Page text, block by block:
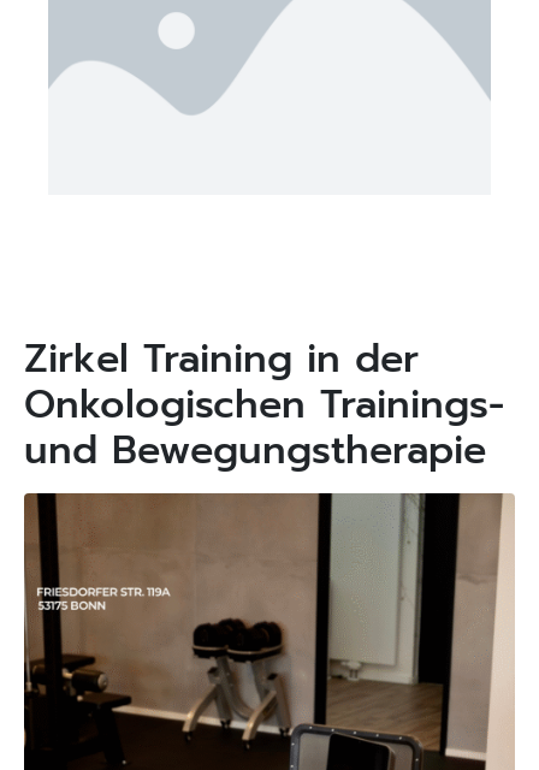
Zirkel Training in der
Onkologischen Trainings-
und Bewegungstherapie